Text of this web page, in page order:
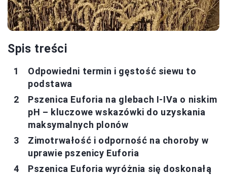
Spis treści
Odpowiedni termin i gęstość siewu to
podstawa
Pszenica Euforia na glebach I-IVa o niskim
pH – kluczowe wskazówki do uzyskania
maksymalnych plonów
Zimotrwałość i odporność na choroby w
uprawie pszenicy Euforia
Pszenica Euforia wyróżnia się doskonałą